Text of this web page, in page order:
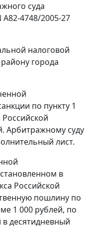
суда
А82-4748/2005-27
налоговой
города
по пункту 1
Российской
Арбитражному суду
лист.
в
Российской
пошлину по
1 000 рублей, по
десятидневный